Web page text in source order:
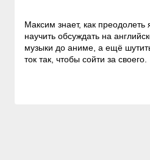
Максим знает, как преодолеть
научить обсуждать на
музыки до аниме, а ещё
ток так, чтобы сойти за своего.